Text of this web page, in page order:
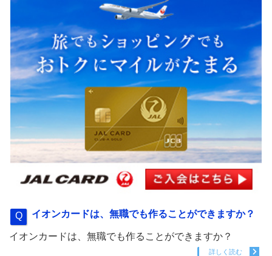
イオンカードは、無職でも作ることができますか？
イオンカードは、無職でも作ることができますか？
詳しく読む